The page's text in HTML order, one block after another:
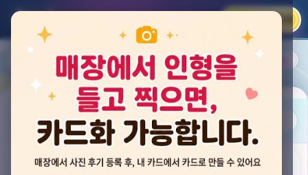
카카오 로그인
평점순 내 주변 즐겨찾기
뽑스 천안 불당점